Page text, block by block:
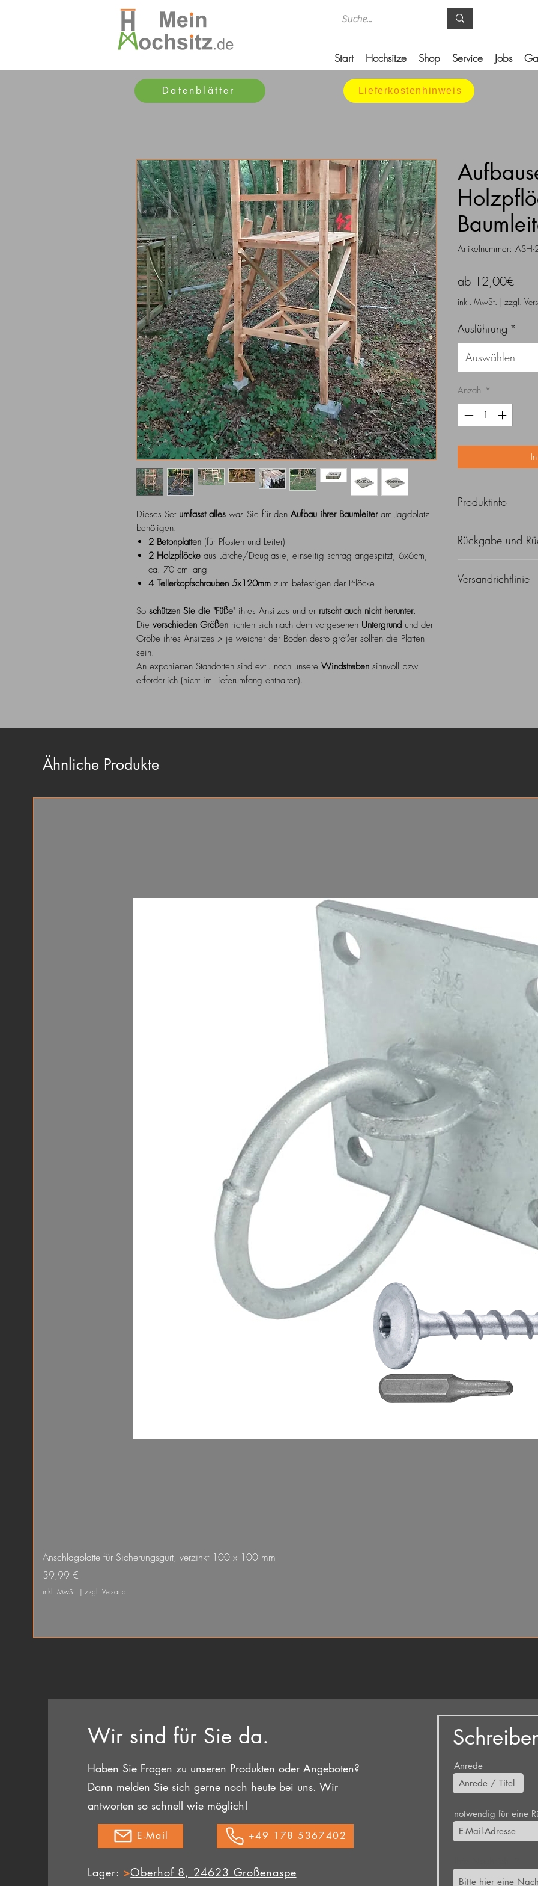
Start Hochsitze Shop Service Jobs
Dieses Set umfasst alles was Sie für den Aufbau ihrer Baumleiteram Jagdplatz
benötigen:
2 Betonplatten (für Pfosten und Leiter)
2 Holzpflöcke aus Lärche/Douglasie, einseitig schräg angespitzt, 6x6cm,
ca. 70 cm lang
4 Tellerkopfschrauben 5x120mm zum befestigen der Pflöcke
So schützen Sie die "Füße" ihres Ansitzes und er rutscht auch nicht herunter.
Die verschieden Größen richten sich nach dem vorgesehen Untergrund und der
Größe ihres Ansitzes > je weicher der Boden desto größer sollten die Platten
sein.
An exponierten Standorten sind evtl. noch unsere Windstreben sinnvoll bzw.
erforderlich (nicht im Lieferumfang enthalten).
Artikelnummer:
ab 12,00€Sale-
Preis
inkl. MwSt. | zzgl.
Ausführung *
Auswählen
Anzahl *
Produktinfo
Versand: siehe
Rückgabe und
größten Wert auf
Versandrichtlinie
Datenblätter
Ähnliche Produkte
Anschlagplatte für Sicherungsgurt, verzinkt 100 x 100 mm
Preis
39,99 €
inkl. MwSt. | zzgl. Versand
Lieferkostenhinweis
Wir sind für Sie da.
Haben Sie Fragen zu unseren Produkten oder Angeboten?
Dann melden Sie sich gerne noch heute bei uns. Wir
antworten so schnell wie möglich!
E-Mail +49 178 5367402
Lager: >Oberhof 8, 24623 Großenaspe
Anrede
notwendig für eine